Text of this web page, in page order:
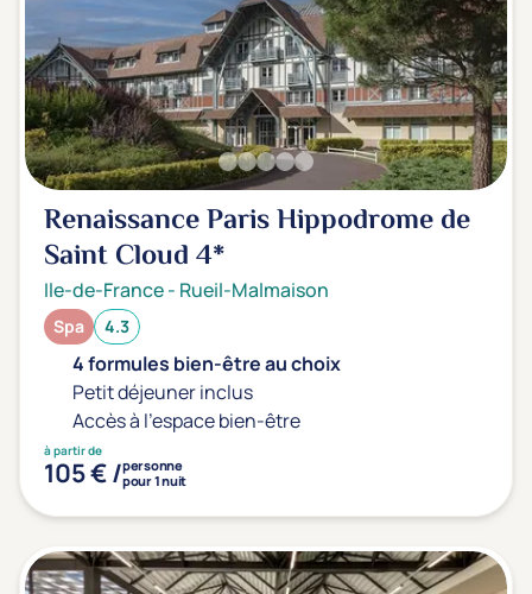
Renaissance Paris Hippodrome de
Saint Cloud4*
Ile-de-France- Rueil-Malmaison
Spa 4.3
4 formules bien-être au choix
Petit déjeuner inclus
Accès à l'espace bien-être
à partir de
105 € /personne
pour 1 nuit